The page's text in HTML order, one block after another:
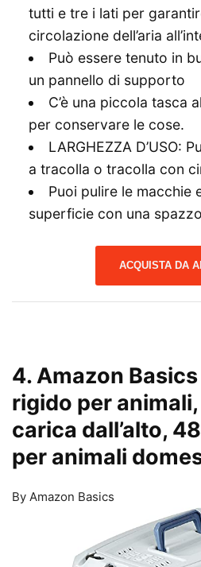
tutti e tre i lati per
circolazione dell’aria
Può essere tenuto in
un pannello di supporto
C’è una piccola tasca
per conservare le cose.
LARGHEZZA D’USO:
a tracolla o tracolla con
Puoi pulire le macchie
superficie con una
ACQUISTA DA
4. Amazon
rigido per
carica dall’alto,
per animali
By Amazon Basics